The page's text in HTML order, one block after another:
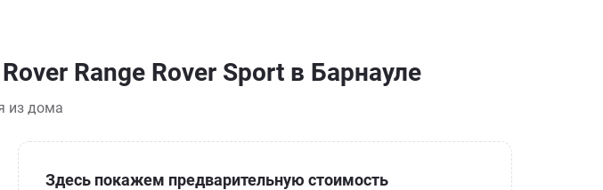
Range Rover Sport в Барнауле
из дома
Здесь покажем предварительную стоимость